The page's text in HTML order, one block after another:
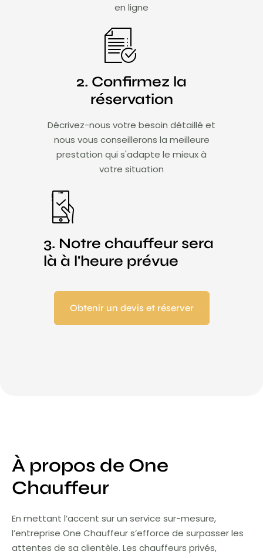
en ligne
2. Confirmez la
réservation
Décrivez-nous votre besoin détaillé et
nous vous conseillerons la meilleure
prestation qui s'adapte le mieux à
votre situation​
3. Notre chauffeur sera
là à l'heure prévue
Obtenir un devis et réserver
À propos de One
Chauffeur
En mettant l’accent sur un service sur-mesure,
l’entreprise One Chauffeur s’efforce de surpasser les
attentes de sa clientèle. Les chauffeurs privés,